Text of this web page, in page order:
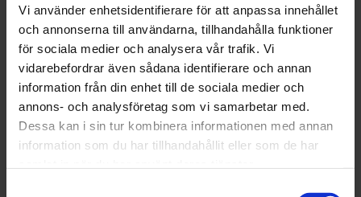
Vi använder enhetsidentifierare för att anpassa innehållet
och annonserna till användarna, tillhandahålla funktioner
för sociala medier och analysera vår trafik. Vi
vidarebefordrar även sådana identifierare och annan
information från din enhet till de sociala medier och
annons- och analysföretag som vi samarbetar med.
Dessa kan i sin tur kombinera informationen med annan
information som du har tillhandahållit eller som de har
14 % Lägg